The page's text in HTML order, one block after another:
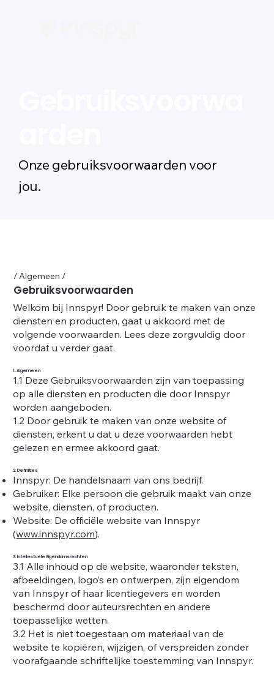
Onze gebruiksvoorwaarden voor
jou.
/ Algemeen /
Gebruiksvoorwaarden
Welkom bij Innspyr! Door gebruik te maken van onze
diensten en producten, gaat u akkoord met de
volgende voorwaarden. Lees deze zorgvuldig door
voordat u verder gaat.
1. Algemeen
1.1 Deze Gebruiksvoorwaarden zijn van toepassing
op alle diensten en producten die door Innspyr
worden aangeboden.
1.2 Door gebruik te maken van onze website of
diensten, erkent u dat u deze voorwaarden hebt
gelezen en ermee akkoord gaat.
2. Definities
Innspyr: De handelsnaam van ons bedrijf.
Gebruiker: Elke persoon die gebruik maakt van onze
website, diensten, of producten.
Website: De officiële website van Innspyr
(www.innspyr.com).
3. Intellectuele Eigendomsrechten
3.1 Alle inhoud op de website, waaronder teksten,
afbeeldingen, logo’s en ontwerpen, zijn eigendom
van Innspyr of haar licentiegevers en worden
beschermd door auteursrechten en andere
toepasselijke wetten.
3.2 Het is niet toegestaan om materiaal van de
website te kopiëren, wijzigen, of verspreiden zonder
voorafgaande schriftelijke toestemming van Innspyr.